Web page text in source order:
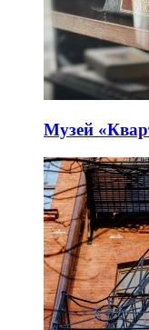
Музей